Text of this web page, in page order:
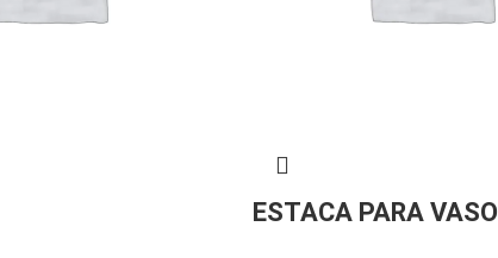
ESTACA PARA VASO